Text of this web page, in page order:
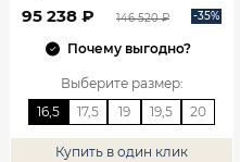
95 238 ₽ 146 520 ₽ -35%
Почему выгодно?
Выберите размер:
16,5
17,5 19 19,5 20
Купить в один клик